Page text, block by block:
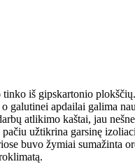
iš gipskartonio
galutinei apdailai galima
atlikimo kaštai, jau
užtikrina garsinę
buvo žymiai sumažinta